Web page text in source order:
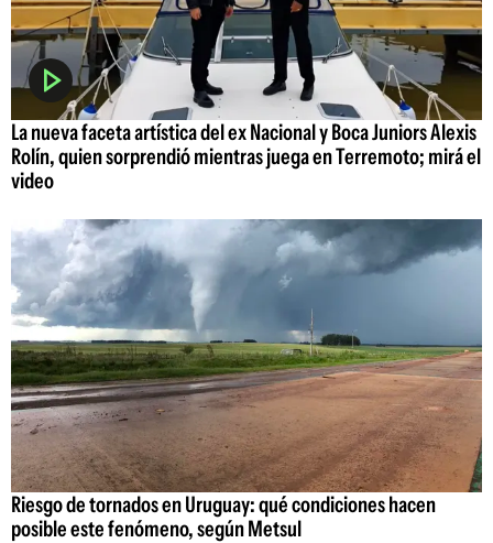
La nueva faceta artística del ex Nacional y Boca Juniors Alexis
Rolín, quien sorprendió mientras juega en Terremoto; mirá el
video
Riesgo de tornados en Uruguay: qué condiciones hacen
posible este fenómeno, según Metsul